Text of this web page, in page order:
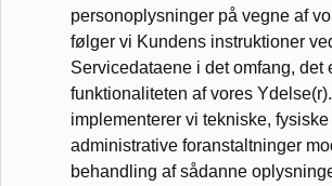
personoplysninger på vegne af
følger vi Kundens instruktioner
Servicedataene i det omfang, det
funktionaliteten af vores
implementerer vi tekniske, fysiske
administrative foranstaltninger
behandling af sådanne